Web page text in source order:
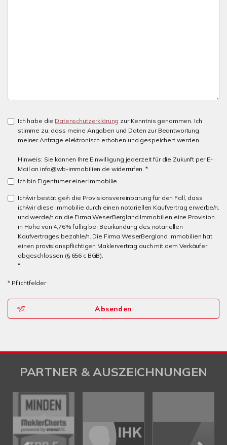
Ich habe die Datenschutzerklärung zur Kenntnis genommen. Ich
stimme zu, dass meine Angaben und Daten zur Beantwortung
meiner Anfrage elektronisch erhoben und gespeichert werden.
Hinweis: Sie können Ihre Einwilligung jederzeit für die Zukunft per E-
Mail an info@wb-immobilien.de widerrufen. *
Ich bin Eigentümer einer Immobilie.
Ich/wir bestätige/n die Provisionsvereinbarung für den Fall, dass
ich/wir diese Immobilie durch einen notariellen Kaufvertrag erwerbe/n,
und werde/n an die Firma WeserBergland Immobilien eine Provision
in Höhe von 4,76% fällig bei Beurkundung des notariellen
Kaufvertrages bezahle/n. Die Firma WeserBergland Immobilien hat
einen provisionspflichtigen Maklervertrag auch mit dem Verkäufer
abgeschlossen (§ 656 c BGB).
*
* Pflichtfelder
Absenden
PARTNER & AUSZEICHNUNGEN